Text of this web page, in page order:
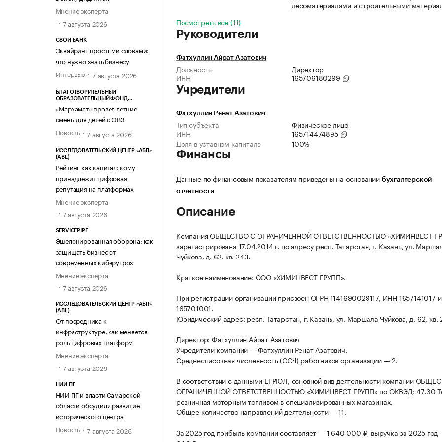
Мнение эксперта
7 августа 2026
СВОЙ БАНК
Эквайринг простыми словами:
что нужно знать бизнесу
Интервью
7 августа 2026
БЛАГОТВОРИТЕЛЬНЫЙ
ОБРАЗОВАТЕЛЬНЫЙ ФОНД
«Мархамат» провел летние
смены для детей с ОВЗ
Новость
7 августа 2026
ИССЛЕДОВАТЕЛЬСКИЙ ЦЕНТР «АБП»
(ABL)
Рейтинг как капитал: кому
принадлежит цифровая
репутация на платформах
Мнение эксперта
7 августа 2026
SERVICEPIPE
Эшелонированная оборона: как
защищать бизнес от
современных киберугроз
Мнение эксперта
7 августа 2026
ИССЛЕДОВАТЕЛЬСКИЙ ЦЕНТР «АБП»
(ABL)
От посредника к
инфраструктуре: как меняется
роль цифровых платформ
Мнение эксперта
7 августа 2026
НИИ ПГ
НИИ ПГ и власти Самарской
области обсудили развитие
исторического центра
Новость
7 августа 2026
лесоматериалами и строительными
Посмотреть все (11)
Руководители
Фатхуллин Айрат Азатович
Должность
Директор
ИНН
165706180299
Учредители
Фатхуллин Ренат Азатович
Тип субъекта
Физическое лицо
ИНН
165714474895
Доля в уставном капитале
100%
Финансы
Данные по финансовым показателям приведены на основании бухгалтерской
отчетности
Описание
Компания ОБЩЕСТВО С ОГРАНИЧЕННОЙ ОТВЕТСТВЕННОСТЬЮ «ХИМИНВЕСТ
зарегистрирована 17.04.2014 г. по адресу респ. Татарстан, г. Казань, ул.
Чуйкова, д. 62, кв. 243.
Краткое наименование: ООО «ХИМИНВЕСТ ГРУПП».
При регистрации организации присвоен ОГРН 1141690029117, ИНН 1657141017
165701001.
Юридический адрес: респ. Татарстан, г. Казань, ул. Маршала Чуйкова, д. 62, кв.
Директор: Фатхуллин Айрат Азатович
Учредители компании — Фатхуллин Ренат Азатович.
Среднесписочная численность (ССЧ) работников организации — 2.
В соответствии с данными ЕГРЮЛ, основной вид деятельности компании
ОГРАНИЧЕННОЙ ОТВЕТСТВЕННОСТЬЮ «ХИМИНВЕСТ ГРУПП» по ОКВЭД: 47.30
розничная моторным топливом в специализированных магазинах.
Общее количество направлений деятельности — 11.
За 2025 год прибыль компании составляет — 1 640 000 ₽, выручка за 2025 год